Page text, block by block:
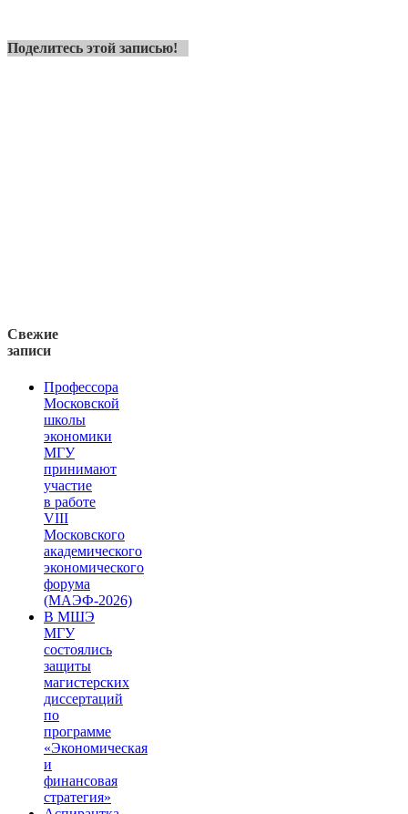
Поделитесь этой записью!
Свежие
записи
Профессора
Московской
школы
экономики
МГУ
принимают
участие
в работе
VIII
Московского
академического
экономического
форума
(МАЭФ-2026)
В МШЭ
МГУ
состоялись
защиты
магистерских
диссертаций
по
программе
«Экономическая
и
финансовая
стратегия»